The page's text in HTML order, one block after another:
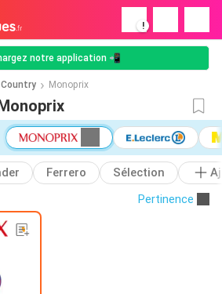
!
notre application 📲
Country Monoprix
Ferrero Sélection
Pertinence